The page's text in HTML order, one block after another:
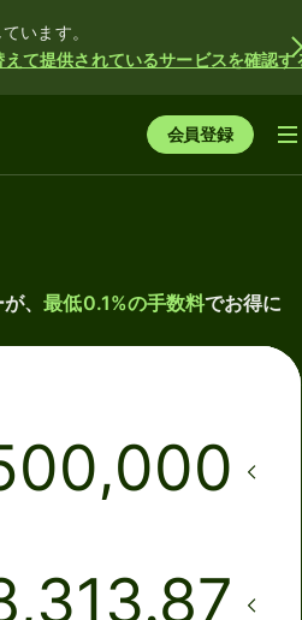
います。
て提供されているサービスを確認す
会員登録
、最低0.1%の手数料でお得に